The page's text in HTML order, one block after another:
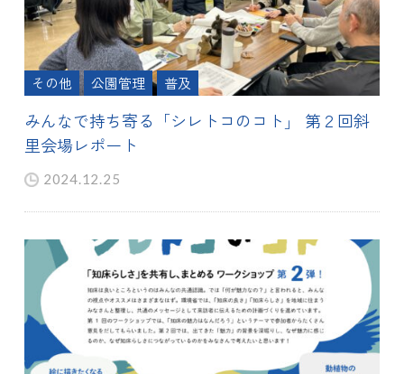
その他 公園管理 普及
みんなで持ち寄る「シレトコのコト」 第２回斜
里会場レポート
2024.12.25